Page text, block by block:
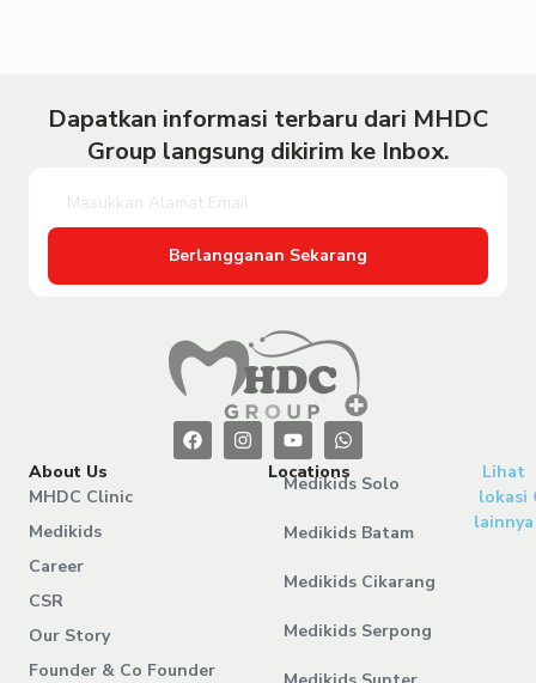
Dapatkan informasi terbaru dari MHDC
Group langsung dikirim ke Inbox.
Berlangganan Sekarang
About Us
MHDC Clinic
Medikids
Career
CSR
Our Story
Founder & Co Founder
Locations
Medikids Solo
Medikids Batam
Medikids Cikarang
Medikids Serpong
Lihat
lokasi
lainnya